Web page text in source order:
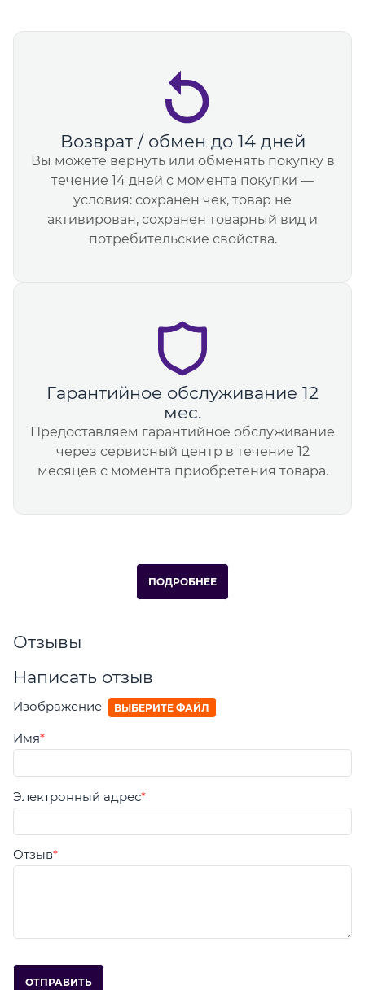
Возврат / обмен до 14 дней
Вы можете вернуть или обменять покупку в
течение 14 дней с момента покупки —
условия: сохранён чек, товар не
активирован, сохранен товарный вид и
потребительские свойства.
Гарантийное обслуживание 12
мес.
Предоставляем гарантийное обслуживание
через сервисный центр в течение 12
месяцев с момента приобретения товара.
ПОДРОБНЕЕ
Отзывы
Написать отзыв
Изображение ВЫБЕРИТЕ ФАЙЛ
Имя
Электронный адрес
Отзыв